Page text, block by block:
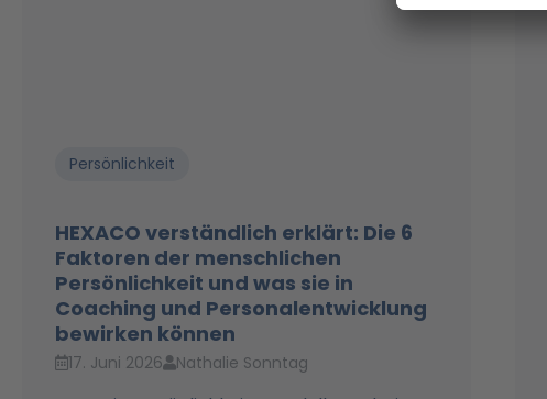
Persönlichkeit
HEXACO verständlich erklärt: Die 6
Faktoren der menschlichen
Persönlichkeit und was sie in
Coaching und Personalentwicklung
bewirken können
17. Juni 2026 Nathalie Sonntag